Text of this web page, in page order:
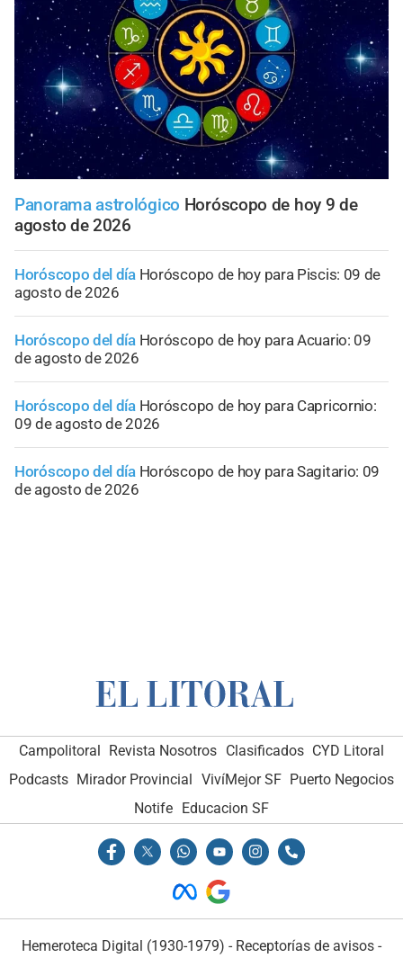
Panorama astrológico Horóscopo de hoy 9 de
agosto de 2026
Horóscopo del día Horóscopo de hoy para Piscis: 09 de
agosto de 2026
Horóscopo del día Horóscopo de hoy para Acuario: 09
de agosto de 2026
Horóscopo del día Horóscopo de hoy para Capricornio:
09 de agosto de 2026
Horóscopo del día Horóscopo de hoy para Sagitario: 09
de agosto de 2026
Campolitoral Revista Nosotros Clasificados CYD Litoral
Podcasts Mirador Provincial VivíMejor SF Puerto Negocios
Notife Educacion SF
Hemeroteca Digital (1930-1979) - Receptorías de avisos -